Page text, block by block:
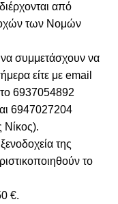
από
των Νομών
συμμετάσχουν να
είτε με email
6937054892
6947027204
Νίκος).
της
το
€.